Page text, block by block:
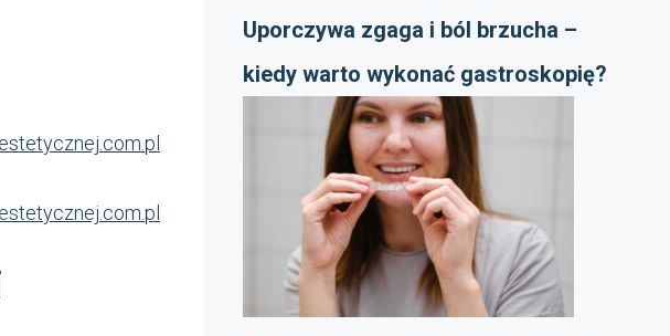
Uporczywa zgaga i ból brzucha –
kiedy warto wykonać gastroskopię?